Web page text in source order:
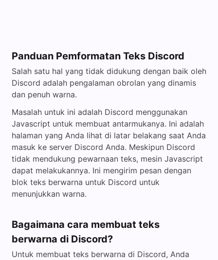
Panduan Pemformatan Teks Discord
Salah satu hal yang tidak didukung dengan baik oleh
Discord adalah pengalaman obrolan yang dinamis
dan penuh warna.
Masalah untuk ini adalah Discord menggunakan
Javascript untuk membuat antarmukanya. Ini adalah
halaman yang Anda lihat di latar belakang saat Anda
masuk ke server Discord Anda. Meskipun Discord
tidak mendukung pewarnaan teks, mesin Javascript
dapat melakukannya. Ini mengirim pesan dengan
blok teks berwarna untuk Discord untuk
menunjukkan warna.
Bagaimana cara membuat teks
berwarna di Discord?
Untuk membuat teks berwarna di Discord, Anda